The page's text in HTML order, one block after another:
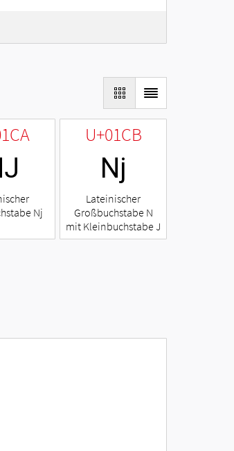
Nj
U+01CB
ǋ
Lateinischer
Großbuchstabe N
mit Kleinbuchstabe J